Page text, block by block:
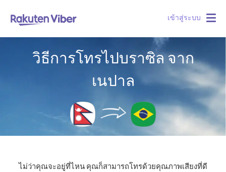
เข้าสู่ระบบ
วิธีการโทรไปบราซิล จาก
เนปาล
ไม่ว่าคุณจะอยู่ที่ไหน คุณก็สามารถโทรด้วยคุณภาพเสียงที่ดี